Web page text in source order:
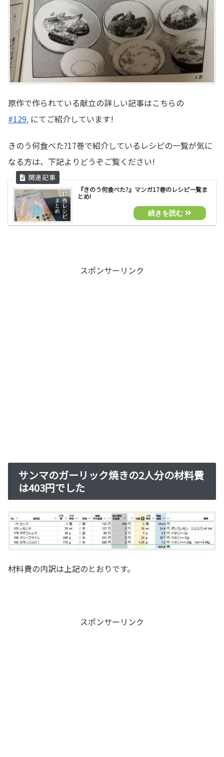
原作で作られている献立の詳しい記事はこちらの
#129. にてご紹介しています!
きのう何食べた?17巻で紹介しているレシピの一覧が気に
なる方は、下記よりどうぞご覧ください!
『きのう何食べた?』マンガ17巻のレシピ一覧ま
とめ!
スポンサーリンク
サンマのガーリック焼きの2人分の材料費
は403円でした
材料費の内訳は上記のとおりです。
スポンサーリンク